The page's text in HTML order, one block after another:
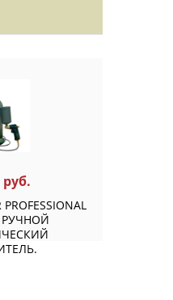
руб.
PROFESSIONAL
РУЧНОЙ